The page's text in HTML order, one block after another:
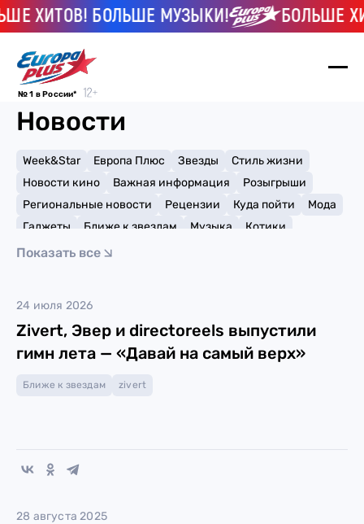
ХИТОВ! БОЛЬШЕ МУЗЫКИ! БОЛЬШЕ
№ 1 в России*
Новости
Week&Star Европа Плюс Звезды
Стиль жизни
Новости кино
Важная информация
Розыгрыши
Региональные новости
Рецензии Куда пойти
Мода
Гаджеты
Ближе к звездам Музыка
Котики
Мемы и тренды
Показать все
24 июля 2026
Zivert, Эвер и directoreels выпустили
гимн лета — «Давай на самый верх»
Ближе к звездам zivert
28 августа 2025